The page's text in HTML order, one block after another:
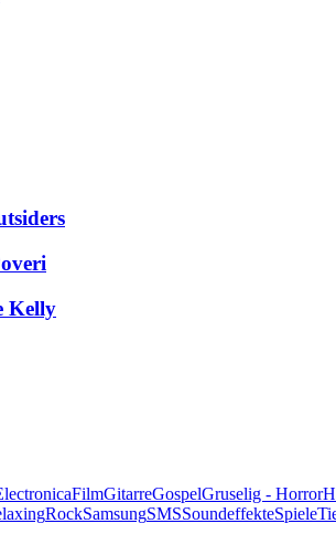
Kelly
FilmGitarreGospelGruselig - Horror
RockSamsungSMSSoundeffekteSpiele